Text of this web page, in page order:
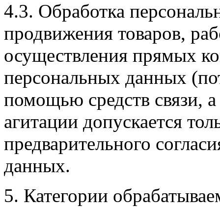
4.3. Обработка
продвижения товаров,
осуществления прямых
персональных данных
помощью средств связи,
агитации допускается
предварительного
данных.
5. Категории